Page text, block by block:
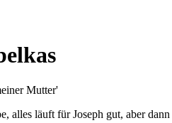
Mutter'
alles läuft für Joseph gut, aber